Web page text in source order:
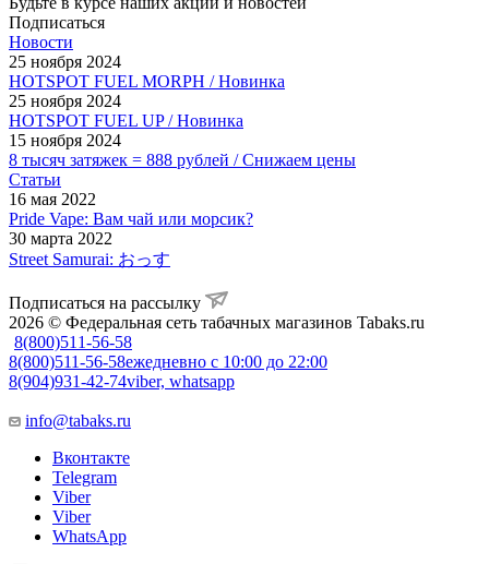
Подписаться
Новости
25 ноября 2024
HOTSPOT FUEL MORPH / Новинка
25 ноября 2024
HOTSPOT FUEL UP / Новинка
15 ноября 2024
8 тысяч затяжек = 888 рублей / Снижаем цены
Статьи
16 мая 2022
Pride Vape: Вам чай или морсик?
30 марта 2022
Street Samurai: おっす
Подписаться на рассылку
2026 © Федеральная сеть табачных магазинов Tabaks.ru
8(800)511-56-58
8(800)511-56-58ежедневно с 10:00 до 22:00
8(904)931-42-74viber, whatsapp
info@tabaks.ru
Вконтакте
Telegram
Viber
Viber
WhatsApp